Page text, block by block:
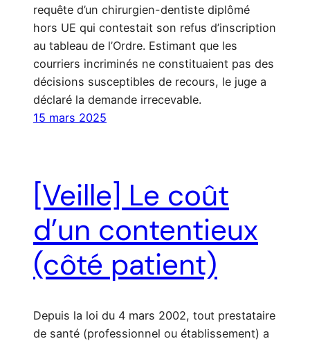
requête d’un chirurgien-dentiste diplômé
hors UE qui contestait son refus d’inscription
au tableau de l’Ordre. Estimant que les
courriers incriminés ne constituaient pas des
décisions susceptibles de recours, le juge a
déclaré la demande irrecevable.
15 mars 2025
[Veille] Le coût
d’un contentieux
(côté patient)
Depuis la loi du 4 mars 2002, tout prestataire
de santé (professionnel ou établissement) a